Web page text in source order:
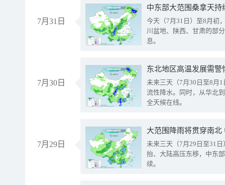
7月31日
中东部大范围桑拿天
今天（7月31日）至8月初
川盆地、陕西、甘肃的部
息。
7月30日
东北地区高温发展需
未来三天（7月30日至8月
流性降水。同时，从华北
全天候在线。
7月29日
大范围降雨将贯穿南
未来三天（7月29日至31
抬、大陆高压东移，中东
续。